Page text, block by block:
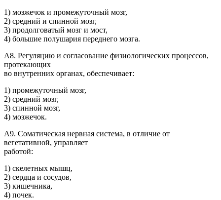
1) мозжечок и промежуточный мозг,
2) средний и спинной мозг,
3) продолговатый мозг и мост,
4) большие полушария переднего мозга.
А8. Регуляцию и согласование физиологических процессов,
протекающих
во внутренних органах, обеспечивает:
1) промежуточный мозг,
2) средний мозг,
3) спинной мозг,
4) мозжечок.
А9. Соматическая нервная система, в отличие от
вегетативной, управляет
работой:
1) скелетных мышц,
2) сердца и сосудов,
3) кишечника,
4) почек.